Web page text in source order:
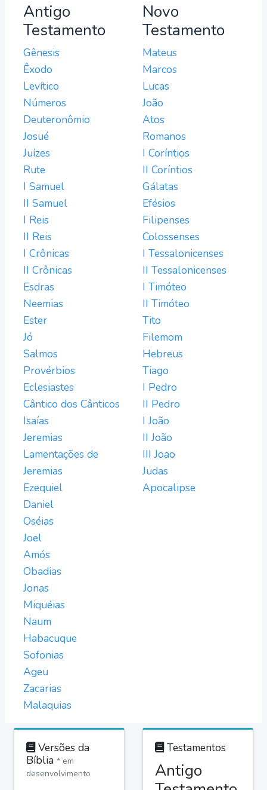
Antigo
Testamento
Gênesis
Êxodo
Levítico
Números
Deuteronômio
Josué
Juízes
Rute
I Samuel
II Samuel
I Reis
II Reis
I Crônicas
II Crônicas
Esdras
Neemias
Ester
Jó
Salmos
Provérbios
Eclesiastes
Cântico dos Cânticos
Isaías
Jeremias
Lamentações de
Jeremias
Ezequiel
Daniel
Oséias
Joel
Amós
Obadias
Jonas
Miquéias
Naum
Habacuque
Sofonias
Ageu
Zacarias
Malaquias
Novo
Testamento
Mateus
Marcos
Lucas
João
Atos
Romanos
I Coríntios
II Coríntios
Gálatas
Efésios
Filipenses
Colossenses
I Tessalonicenses
II Tessalonicenses
I Timóteo
II Timóteo
Tito
Filemom
Hebreus
Tiago
I Pedro
II Pedro
I João
II João
III Joao
Judas
Apocalipse
Versões da
Bíblia * em
desenvolvimento
Testamentos
Antigo